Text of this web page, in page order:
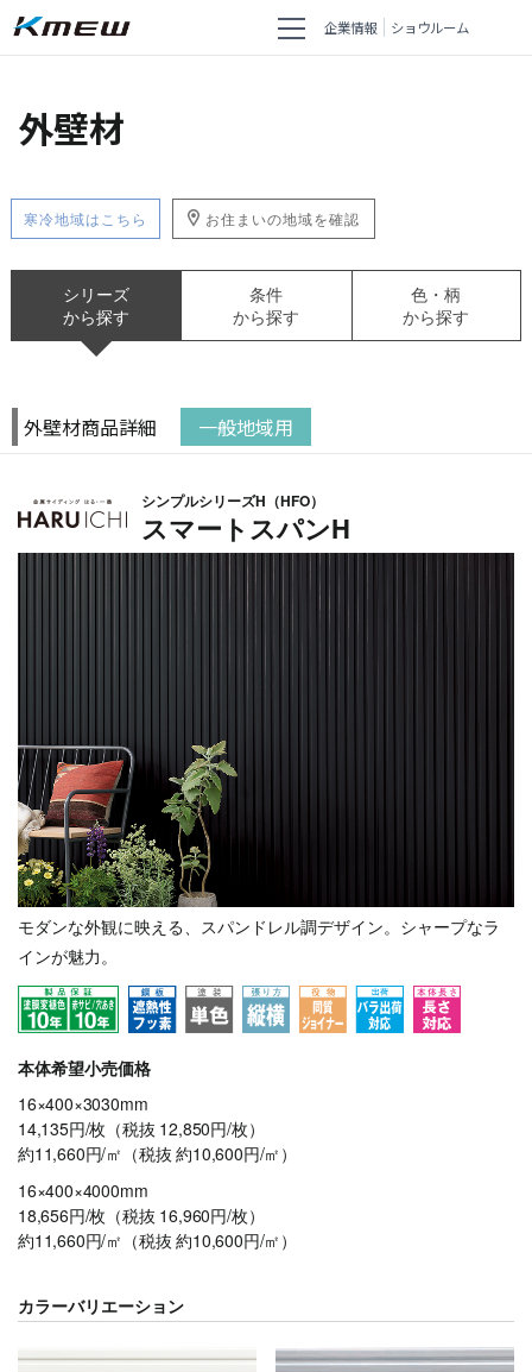
企業情報 ショウルーム
外壁材
寒冷地域はこちら お住まいの地域を確認
シリーズ
から探す
条件
から探す
色・柄
から探す
外壁材商品詳細 一般地域用
シンプルシリーズH（HFO）
スマートスパンH
モダンな外観に映える、スパンドレル調デザイン。シャープなラ
インが魅力。
本体希望小売価格
16×400×3030mm
14,135円/枚（税抜 12,850円/枚）
約11,660円/㎡（税抜 約10,600円/㎡）
16×400×4000mm
18,656円/枚（税抜 16,960円/枚）
約11,660円/㎡（税抜 約10,600円/㎡）
カラーバリエーション